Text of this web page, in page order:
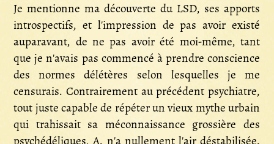
Je mentionne ma découverte du LSD, ses apports
introspectifs, et l'impression de pas avoir existé
auparavant, de ne pas avoir été moi-même, tant
que je n'avais pas commencé à prendre conscience
des normes délétères selon lesquelles je me
censurais. Contrairement au précédent psychiatre,
tout juste capable de répéter un vieux mythe urbain
qui trahissait sa méconnaissance grossière des